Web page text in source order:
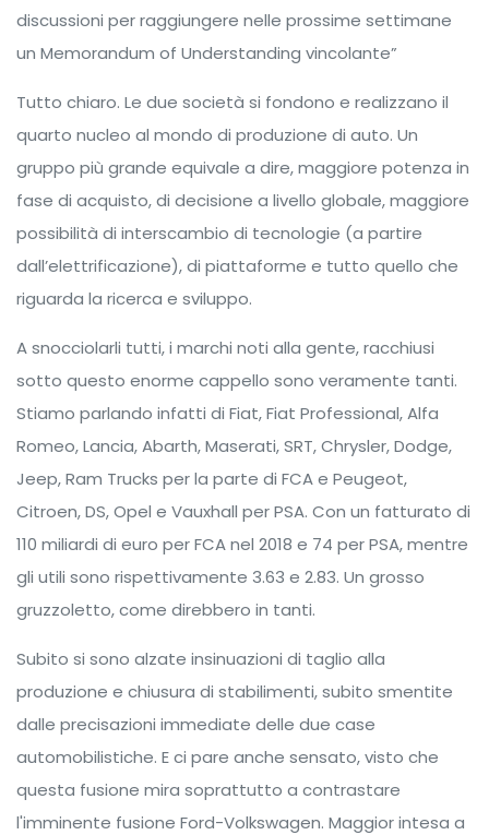
discussioni per raggiungere nelle prossime settimane
un Memorandum of Understanding vincolante”
Tutto chiaro. Le due società si fondono e realizzano il
quarto nucleo al mondo di produzione di auto. Un
gruppo più grande equivale a dire, maggiore potenza in
fase di acquisto, di decisione a livello globale, maggiore
possibilità di interscambio di tecnologie (a partire
dall’elettrificazione), di piattaforme e tutto quello che
riguarda la ricerca e sviluppo.
A snocciolarli tutti, i marchi noti alla gente, racchiusi
sotto questo enorme cappello sono veramente tanti.
Stiamo parlando infatti di Fiat, Fiat Professional, Alfa
Romeo, Lancia, Abarth, Maserati, SRT, Chrysler, Dodge,
Jeep, Ram Trucks per la parte di FCA e Peugeot,
Citroen, DS, Opel e Vauxhall per PSA. Con un fatturato di
110 miliardi di euro per FCA nel 2018 e 74 per PSA, mentre
gli utili sono rispettivamente 3.63 e 2.83. Un grosso
gruzzoletto, come direbbero in tanti.
Subito si sono alzate insinuazioni di taglio alla
produzione e chiusura di stabilimenti, subito smentite
dalle precisazioni immediate delle due case
automobilistiche. E ci pare anche sensato, visto che
questa fusione mira soprattutto a contrastare
l'imminente fusione Ford-Volkswagen. Maggior intesa a